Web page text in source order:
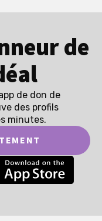
de
de don de
des profils
minutes.